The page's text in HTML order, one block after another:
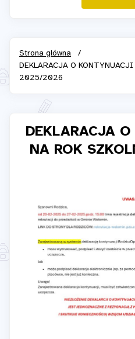
Strona główna
/
DEKLARACJA O
2025/2026
DEKLARACJA
NA ROK